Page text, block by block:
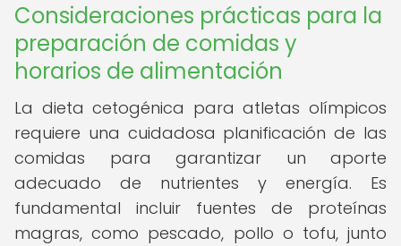
Consideraciones prácticas para la
preparación de comidas y
horarios de alimentación
La dieta cetogénica para atletas olímpicos
requiere una cuidadosa planificación de las
comidas para garantizar un aporte
adecuado de nutrientes y energía. Es
fundamental incluir fuentes de proteínas
magras, como pescado, pollo o tofu, junto